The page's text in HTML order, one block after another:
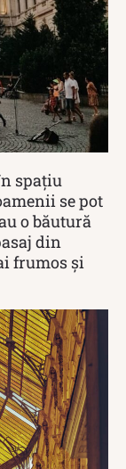
spațiu
se pot
o băutură
din
frumos și